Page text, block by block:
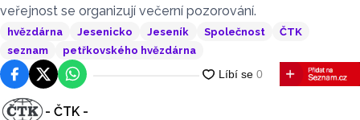
veřejnost se organizují večerní pozorování.
hvězdárna Jesenicko Jeseník Společnost
ČTK
seznam
petřkovského hvězdárna
FacebookPlatforma X
WhatsApp
- ČTK -